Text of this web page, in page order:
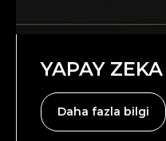
YAPAY
Daha fazla bilgi